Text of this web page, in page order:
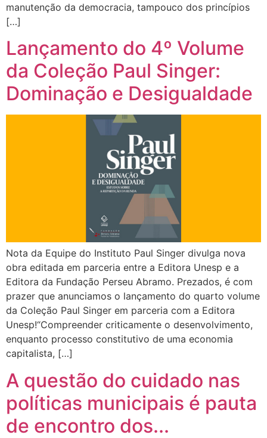
manutenção da democracia, tampouco dos princípios
[…]
Lançamento do 4º Volume
da Coleção Paul Singer:
Dominação e Desigualdade
Nota da Equipe do Instituto Paul Singer divulga nova
obra editada em parceria entre a Editora Unesp e a
Editora da Fundação Perseu Abramo. Prezados, é com
prazer que anunciamos o lançamento do quarto volume
da Coleção Paul Singer em parceria com a Editora
Unesp!“Compreender criticamente o desenvolvimento,
enquanto processo constitutivo de uma economia
capitalista, […]
A questão do cuidado nas
políticas municipais é pauta
de encontro dos...